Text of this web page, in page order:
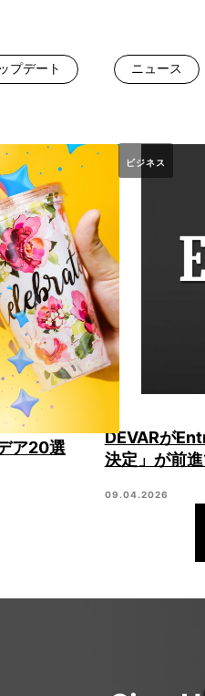
プデート ニュース
ア20選
ビジネス
DEVARが
決定」が前
09.04.2026